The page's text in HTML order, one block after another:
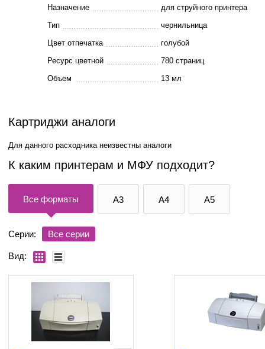
Назначение
для струйного принтера
Тип
чернильница
Цвет отпечатка
голубой
Ресурс цветной
780 страниц
Объем
13 мл
Картриджи аналоги
Для данного расходника неизвестны аналоги
К каким принтерам и МФУ подходит?
Все форматы A3 A4 A5
Серии: Все серии
Вид: